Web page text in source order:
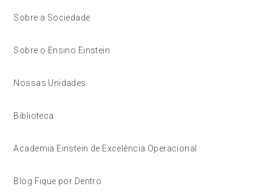
Sobre a Sociedade
Sobre o Ensino Einstein
Nossas Unidades
Biblioteca
Academia Einstein de Excelência Operacional
Blog Fique por Dentro